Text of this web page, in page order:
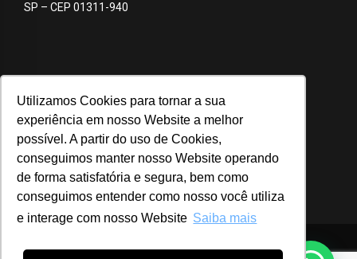
Utilizamos Cookies para tornar a sua
experiência em nosso Website a melhor
possível. A partir do uso de Cookies,
conseguimos manter nosso Website operando
de forma satisfatória e segura, bem como
conseguimos entender como nosso você utiliza
e interage com nosso Website Saiba mais
SP – CEP 01311-940
© 2020 ABA – Associação Brasileira de Anunciantes